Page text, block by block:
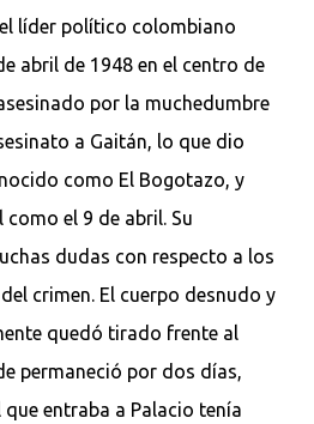
líder político colombiano
abril de 1948 en el centro de
por la muchedumbre
a Gaitán, lo que dio
como El Bogotazo, y
el 9 de abril. Su
dudas con respecto a los
crimen. El cuerpo desnudo y
quedó tirado frente al
permaneció por dos días,
entraba a Palacio tenía